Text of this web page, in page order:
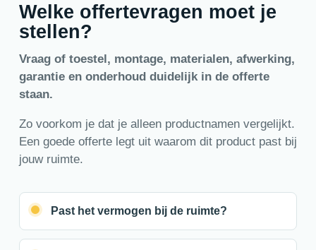
Welke offertevragen moet je
stellen?
Vraag of toestel, montage, materialen, afwerking,
garantie en onderhoud duidelijk in de offerte
staan.
Zo voorkom je dat je alleen productnamen vergelijkt.
Een goede offerte legt uit waarom dit product past bij
jouw ruimte.
Past het vermogen bij de ruimte?